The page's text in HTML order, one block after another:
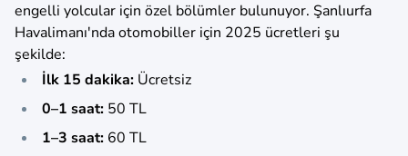
engelli yolcular için özel bölümler bulunuyor. Şanlıurfa
Havalimanı'nda otomobiller için 2025 ücretleri şu
şekilde:
İlk 15 dakika: Ücretsiz
0–1 saat: 50 TL
1–3 saat: 60 TL